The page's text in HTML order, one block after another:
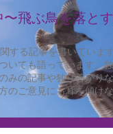
〜飛ぶ鳥を落と
する記事を書いていま
いても語っています。
みの記事や独り善がり
のご意見にも耳を傾け